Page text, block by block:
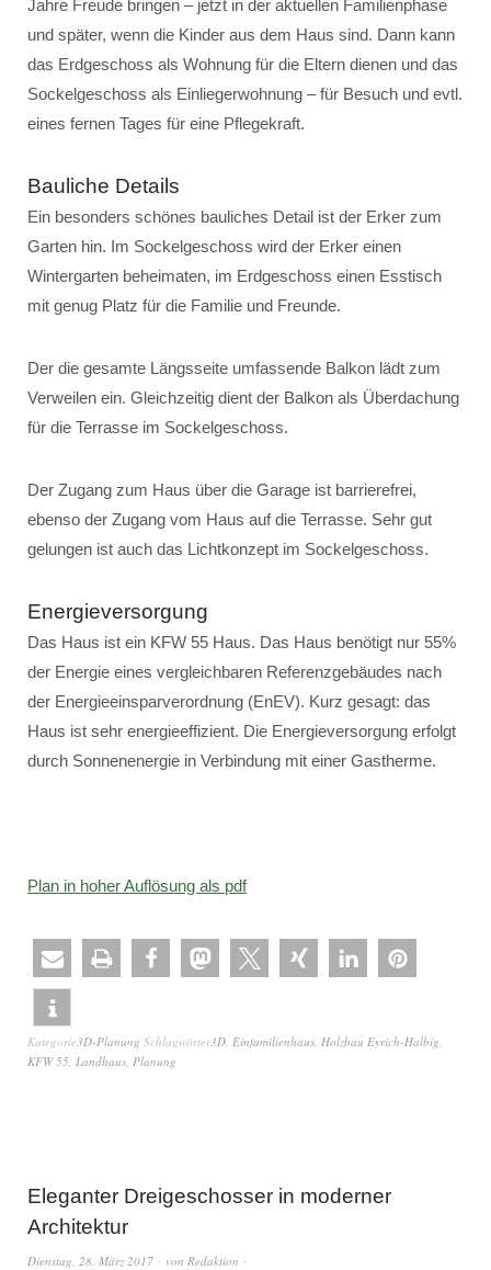
Jahre Freude bringen – jetzt in der aktuellen Familienphase
und später, wenn die Kinder aus dem Haus sind. Dann kann
das Erdgeschoss als Wohnung für die Eltern dienen und das
Sockelgeschoss als Einliegerwohnung – für Besuch und evtl.
eines fernen Tages für eine Pflegekraft.
Bauliche Details
Ein besonders schönes bauliches Detail ist der Erker zum
Garten hin. Im Sockelgeschoss wird der Erker einen
Wintergarten beheimaten, im Erdgeschoss einen Esstisch
mit genug Platz für die Familie und Freunde.
Der die gesamte Längsseite umfassende Balkon lädt zum
Verweilen ein. Gleichzeitig dient der Balkon als Überdachung
für die Terrasse im Sockelgeschoss.
Der Zugang zum Haus über die Garage ist barrierefrei,
ebenso der Zugang vom Haus auf die Terrasse. Sehr gut
gelungen ist auch das Lichtkonzept im Sockelgeschoss.
Energieversorgung
Das Haus ist ein KFW 55 Haus. Das Haus benötigt nur 55%
der Energie eines vergleichbaren Referenzgebäudes nach
der Energieeinsparverordnung (EnEV). Kurz gesagt: das
Haus ist sehr energieeffizient. Die Energieversorgung erfolgt
durch Sonnenenergie in Verbindung mit einer Gastherme.
Plan in hoher Auflösung als pdf
Kategorie3D-Planung Schlagwörter3D, Einfamilienhaus, Holzbau Eyrich-Halbig,
KFW 55, Landhaus, Planung
Eleganter Dreigeschosser in moderner
Architektur
Dienstag, 28. März 2017 von Redaktion